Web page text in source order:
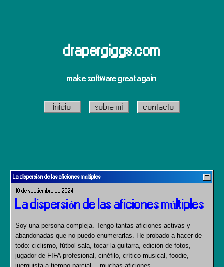
drapergiggs.com
make software great again
inicio sobre mi contacto
La dispersión de las aficiones múltiples
10 de septiembre de 2024
La dispersión de las aficiones múltiples
Soy una persona compleja. Tengo tantas aficiones activas y
abandonadas que no puedo enumerarlas. He probado a hacer de
todo: ciclismo, fútbol sala, tocar la guitarra, edición de fotos,
jugador de FIFA profesional, cinéfilo, crítico musical, foodie,